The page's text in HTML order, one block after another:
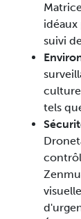
suivi
tels